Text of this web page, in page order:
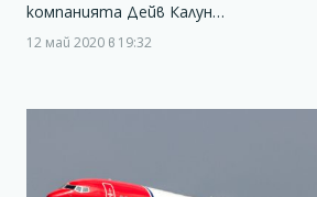
компанията Дейв Калун…
12 май 2020 в 19:32